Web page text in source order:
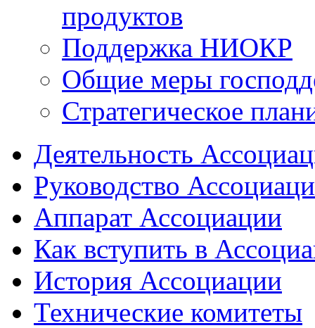
продуктов
Поддержка НИОКР
Общие меры
Стратегическое
Деятельность
Руководство
Аппарат Ассоциации
Как вступить в
История Ассоциации
Технические комитеты